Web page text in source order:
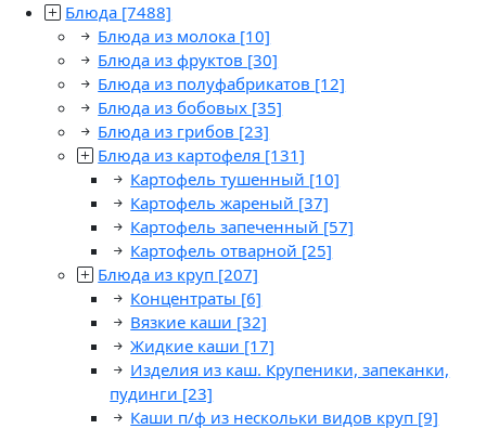
Блюда [7488]
Блюда из молока [10]
Блюда из фруктов [30]
Блюда из полуфабрикатов [12]
Блюда из бобовых [35]
Блюда из грибов [23]
Блюда из картофеля [131]
Картофель тушенный [10]
Картофель жареный [37]
Картофель запеченный [57]
Картофель отварной [25]
Блюда из круп [207]
Концентраты [6]
Вязкие каши [32]
Жидкие каши [17]
Изделия из каш. Крупеники, запеканки,
пудинги [23]
Каши п/ф из нескольки видов круп [9]